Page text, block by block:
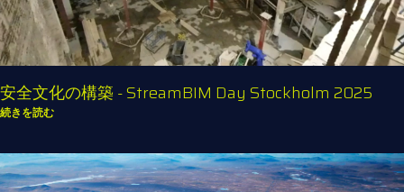
安全文化の構築 - StreamBIM Day Stockholm 2025
続きを読む